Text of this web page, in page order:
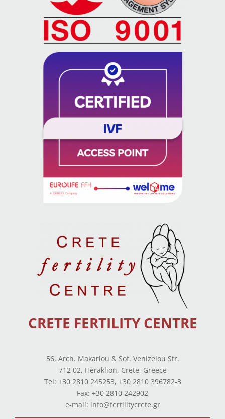
CRETE FERTILITY CENTRE
56, Arch. Makariou & Sof. Venizelou Str.
712 02, Heraklion, Crete, Greece
Tel: +30 2810 245253, +30 2810 396782-3
Fax: +30 2810 242902
e-mail: info@fertilitycrete.gr